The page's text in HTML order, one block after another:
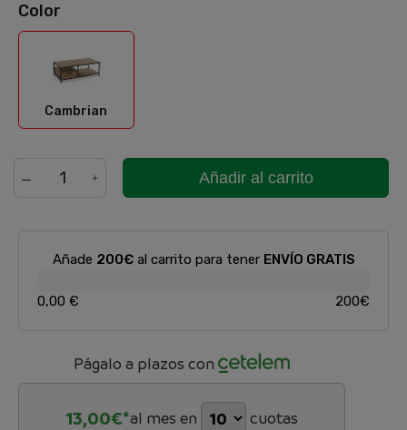
Color
Cambrian
Añadir al carrito
Añade 200€al carrito para tener ENVÍO GRATIS
0,00 € 200€
Págalo a plazos con
13,00€*al mes en cuotas